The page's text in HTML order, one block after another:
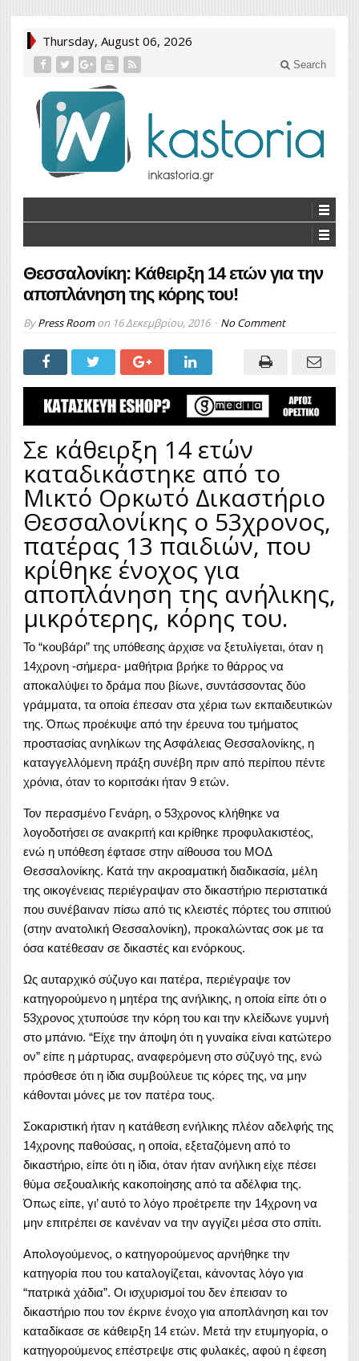
Thursday, August 06, 2026
Search
Θεσσαλονίκη: Κάθειρξη 14 ετών για την
αποπλάνηση της κόρης του!
ByPress Roomon 16 Δεκεμβρίου, 2016 No Comment
Σε κάθειρξη 14 ετών
καταδικάστηκε από το
Μικτό Ορκωτό Δικαστήριο
Θεσσαλονίκης ο 53χρονος,
πατέρας 13 παιδιών, που
κρίθηκε ένοχος για
αποπλάνηση της ανήλικης,
μικρότερης, κόρης του.
Το “κουβάρι” της υπόθεσης άρχισε να ξετυλίγεται, όταν η
14χρονη -σήμερα- μαθήτρια βρήκε το θάρρος να
αποκαλύψει το δράμα που βίωνε, συντάσσοντας δύο
γράμματα, τα οποία έπεσαν στα χέρια των εκπαιδευτικών
της. Όπως προέκυψε από την έρευνα του τμήματος
προστασίας ανηλίκων της Ασφάλειας Θεσσαλονίκης, η
καταγγελλόμενη πράξη συνέβη πριν από περίπου πέντε
χρόνια, όταν το κοριτσάκι ήταν 9 ετών.
Τον περασμένο Γενάρη, ο 53χρονος κλήθηκε να
λογοδοτήσει σε ανακριτή και κρίθηκε προφυλακιστέος,
ενώ η υπόθεση έφτασε στην αίθουσα του ΜΟΔ
Θεσσαλονίκης. Κατά την ακροαματική διαδικασία, μέλη
της οικογένειας περιέγραψαν στο δικαστήριο περιστατικά
που συνέβαιναν πίσω από τις κλειστές πόρτες του σπιτιού
(στην ανατολική Θεσσαλονίκη), προκαλώντας σοκ με τα
όσα κατέθεσαν σε δικαστές και ενόρκους.
Ως αυταρχικό σύζυγο και πατέρα, περιέγραψε τον
κατηγορούμενο η μητέρα της ανήλικης, η οποία είπε ότι ο
53χρονος χτυπούσε την κόρη του και την κλείδωνε γυμνή
στο μπάνιο. “Είχε την άποψη ότι η γυναίκα είναι κατώτερο
ον” είπε η μάρτυρας, αναφερόμενη στο σύζυγό της, ενώ
πρόσθεσε ότι η ίδια συμβούλευε τις κόρες της, να μην
κάθονται μόνες με τον πατέρα τους.
Σοκαριστική ήταν η κατάθεση ενήλικης πλέον αδελφής της
14χρονης παθούσας, η οποία, εξεταζόμενη από το
δικαστήριο, είπε ότι η ίδια, όταν ήταν ανήλικη είχε πέσει
θύμα σεξουαλικής κακοποίησης από τα αδέλφια της.
Όπως είπε, γι’ αυτό το λόγο προέτρεπε την 14χρονη να
μην επιτρέπει σε κανέναν να την αγγίζει μέσα στο σπίτι.
Απολογούμενος, ο κατηγορούμενος αρνήθηκε την
κατηγορία που του καταλογίζεται, κάνοντας λόγο για
“πατρικά χάδια”. Οι ισχυρισμοί του δεν έπεισαν το
δικαστήριο που τον έκρινε ένοχο για αποπλάνηση και τον
καταδίκασε σε κάθειρξη 14 ετών. Μετά την ετυμηγορία, ο
κατηγορούμενος επέστρεψε στις φυλακές, αφού η έφεση